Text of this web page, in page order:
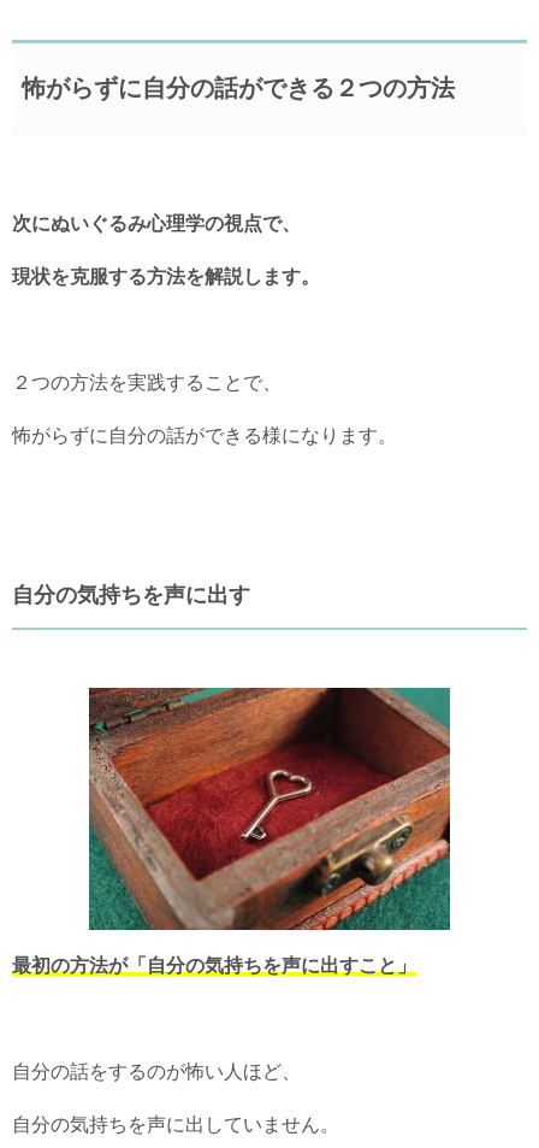
怖がらずに自分の話ができる２つの方法
次にぬいぐるみ心理学の視点で、
現状を克服する方法を解説します。
２つの方法を実践することで、
怖がらずに自分の話ができる様になります。
自分の気持ちを声に出す
最初の方法が「自分の気持ちを声に出すこと」
自分の話をするのが怖い人ほど、
自分の気持ちを声に出していません。